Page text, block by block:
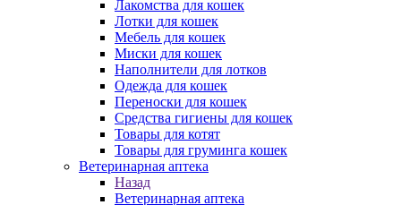
Лакомства для кошек
Лотки для кошек
Мебель для кошек
Миски для кошек
Наполнители для лотков
Одежда для кошек
Переноски для кошек
Средства гигиены для кошек
Товары для котят
Товары для груминга кошек
Ветеринарная аптека
Назад
Ветеринарная аптека